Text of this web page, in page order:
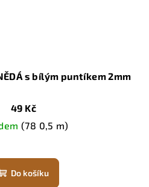
s bílým puntíkem 2mm
49 Kč
(78 0,5 m)
Do košíku